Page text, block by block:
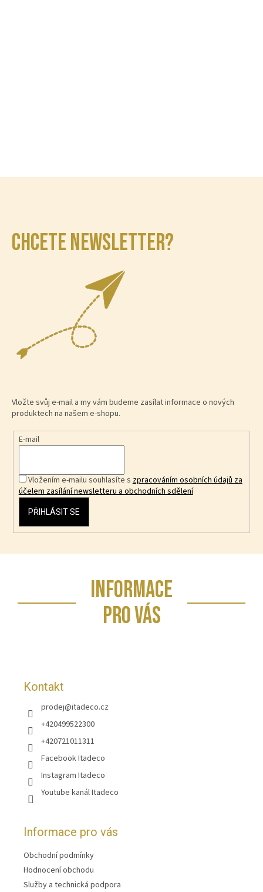
CHCETE NEWSLETTER?
Vložte svůj e-mail a my vám budeme zasílat informace o nových
produktech na našem e-shopu.
E-mail
Vložením e-mailu souhlasíte s zpracováním osobních údajů za
účelem zasílání newsletteru a obchodních sdělení
PŘIHLÁSIT SE
INFORMACE
PRO VÁS
Kontakt
prodej@itadeco.cz
+420499522300
+420721011311
Facebook Itadeco
Instagram Itadeco
Youtube kanál Itadeco
Informace pro vás
Obchodní podmínky
Hodnocení obchodu
Služby a technická podpora